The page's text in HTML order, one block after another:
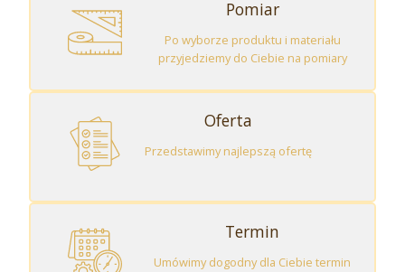
Pomiar
Po wyborze produktu i materiału
przyjedziemy do Ciebie na pomiary
Oferta
Przedstawimy najlepszą ofertę
Termin
Umówimy dogodny dla Ciebie termin